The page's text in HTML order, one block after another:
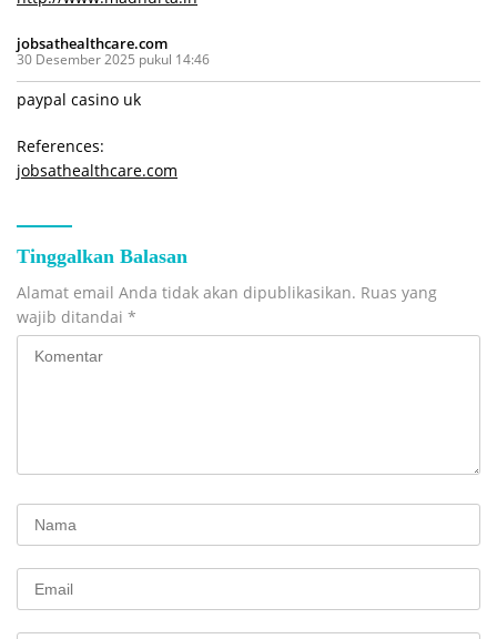
jobsathealthcare.com
30 Desember 2025 pukul 14:46
paypal casino uk
References:
jobsathealthcare.com
Tinggalkan Balasan
Alamat email Anda tidak akan dipublikasikan. Ruas yang
wajib ditandai *